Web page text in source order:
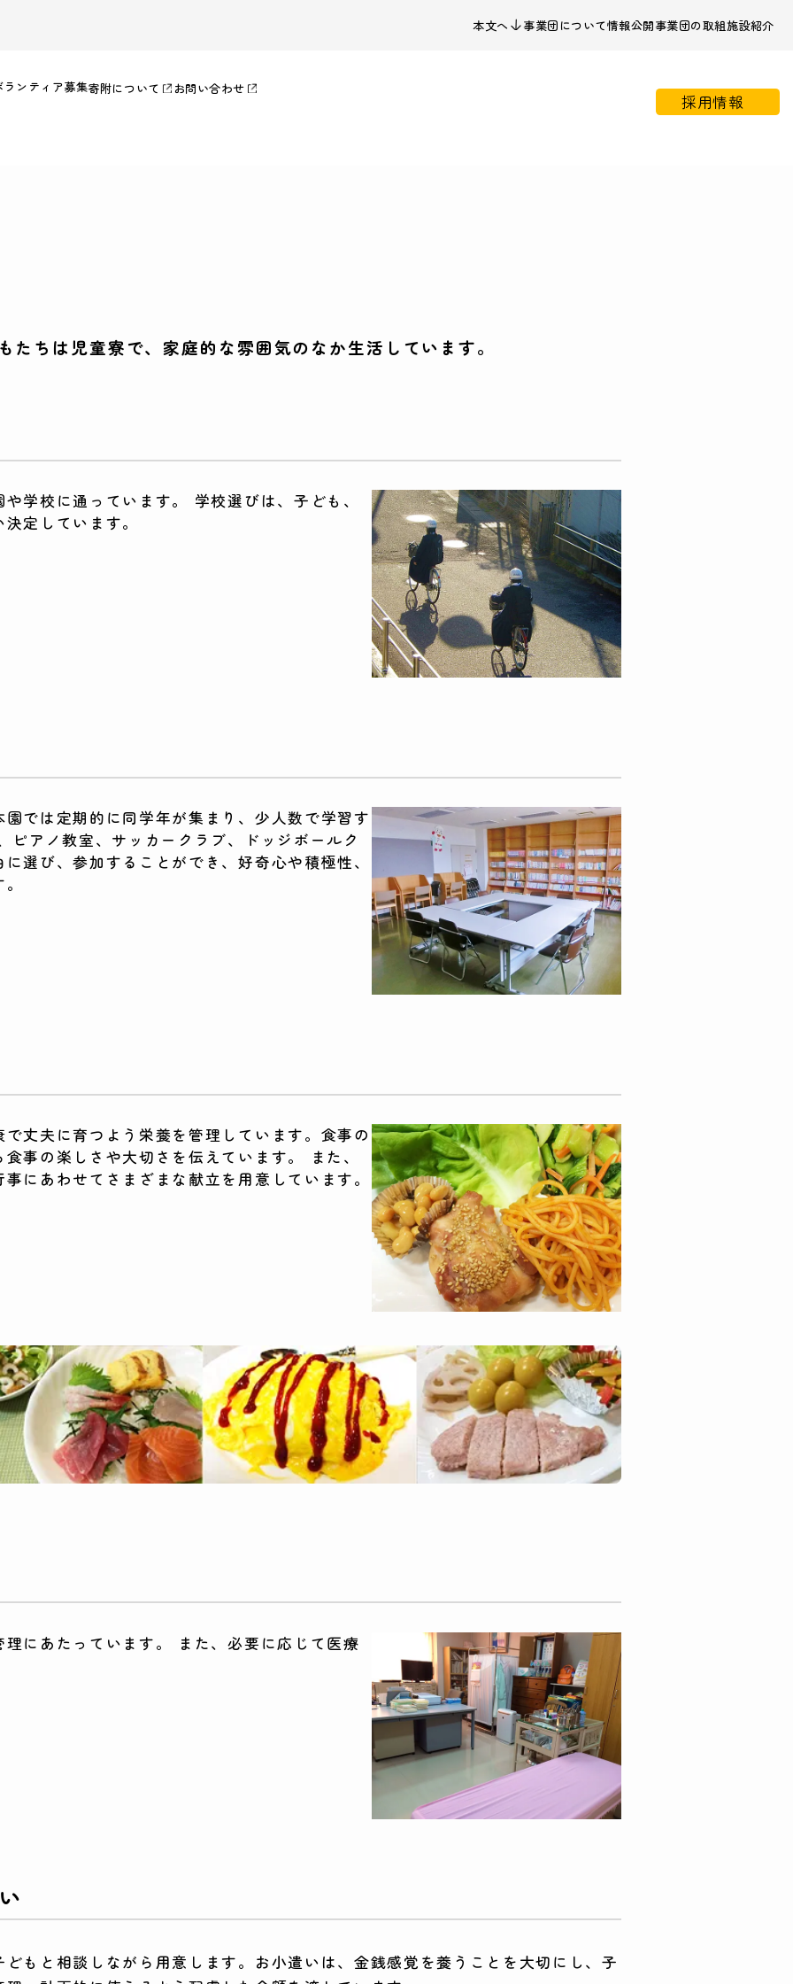
本文へ 事業団について情報公開事業団の取組施設紹介
ランティア募集寄附について お問い合わせ
採用情報
たちは児童寮で、家庭的な雰囲気のなか生活しています。
学校に通っています。 学校選びは、子ども、
定しています。
では定期的に同学年が集まり、少人数で学習す
ピアノ教室、サッカークラブ、ドッジボールク
選び、参加することができ、好奇心や積極性、
丈夫に育つよう栄養を管理しています。食事の
事の楽しさや大切さを伝えています。 また、
にあわせてさまざまな献立を用意しています。
にあたっています。 また、必要に応じて医療
もと相談しながら用意します。お小遣いは、金銭感覚を養うことを大切にし、子